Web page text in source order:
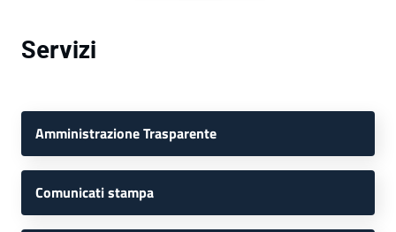
Servizi
Amministrazione Trasparente
Comunicati stampa